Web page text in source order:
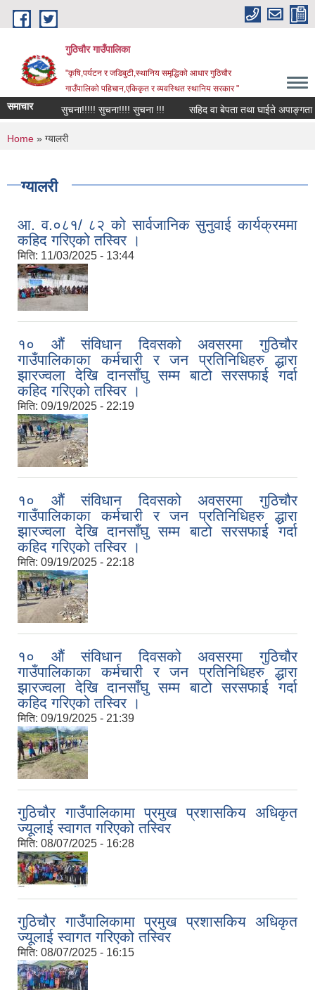
Skip to main content
गुठिचौर गाउँपालिका
"कृषि,पर्यटन र जडिबुटी,स्थानिय समृद्धिको आधार गुठिचौर
गाउँपालिको पहिचान,एकिकृत र व्यवस्थित स्थानिय सरकार "
समाचार सुचना!!!!! सुचना!!!! सुचना !!! सहिद वा बेपता तथा घाईते अपाङ्गता
You are here
Home » ग्यालरी
ग्यालरी
आ. व.०८१/ ८२ को सार्वजानिक सुनुवाई कार्यक्रममा
कहिद गरिएको तस्विर ।
मिति: 11/03/2025 - 13:44
१० औं संविधान दिवसको अवसरमा गुठिचौर
गाउँपालिकाका कर्मचारी र जन प्रतिनिधिहरु द्धारा
झारज्वला देखि दानसाँघु सम्म बाटो सरसफाई गर्दा
कहिद गरिएको तस्विर ।
मिति: 09/19/2025 - 22:19
१० औं संविधान दिवसको अवसरमा गुठिचौर
गाउँपालिकाका कर्मचारी र जन प्रतिनिधिहरु द्धारा
झारज्वला देखि दानसाँघु सम्म बाटो सरसफाई गर्दा
कहिद गरिएको तस्विर ।
मिति: 09/19/2025 - 22:18
१० औं संविधान दिवसको अवसरमा गुठिचौर
गाउँपालिकाका कर्मचारी र जन प्रतिनिधिहरु द्धारा
झारज्वला देखि दानसाँघु सम्म बाटो सरसफाई गर्दा
कहिद गरिएको तस्विर ।
मिति: 09/19/2025 - 21:39
गुठिचौर गाउँपालिकामा प्रमुख प्रशासकिय अधिकृत
ज्यूलाई स्वागत गरिएको तस्विर
मिति: 08/07/2025 - 16:28
गुठिचौर गाउँपालिकामा प्रमुख प्रशासकिय अधिकृत
ज्यूलाई स्वागत गरिएको तस्विर
मिति: 08/07/2025 - 16:15